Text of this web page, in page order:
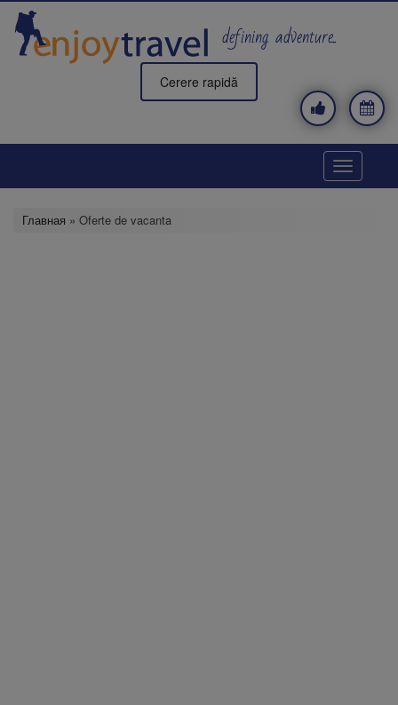
Перейти
основному
содержанию
defining adventure..
Cerere rapidă
Toggle
Главная » Oferte de vacanta